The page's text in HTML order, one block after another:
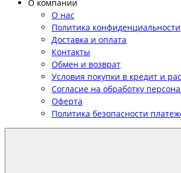
О компании
О нас
Политика конфиденциальности
Доставка и оплата
Контакты
Обмен и возврат
Условия покупки в кредит и
Согласие на обработку
Оферта
Политика безопасности